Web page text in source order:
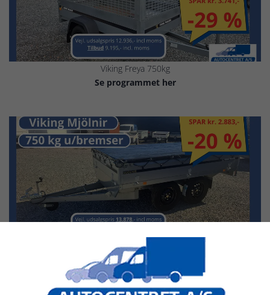
Viking Freya 750kg
Se programmet her
Viking Mjölnir 750kg
Se programmet her